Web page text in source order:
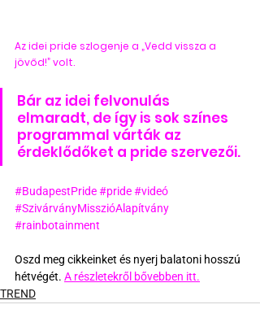
Az idei pride szlogenje a „Vedd vissza a
jövőd!” volt.
Bár az idei felvonulás
elmaradt, de így is sok színes
programmal várták az
érdeklődőket a pride szervezői.
#BudapestPride#pride#videó
#SzivárványMisszióAlapítvány
#rainbotainment
Oszd meg cikkeinket és nyerj balatoni hosszú
hétvégét. A részletekről bővebben itt.
TREND